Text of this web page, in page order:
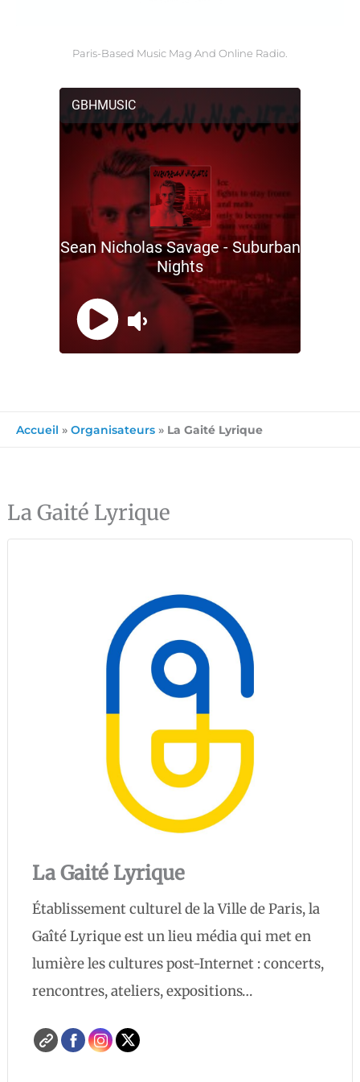
Paris-Based Music Mag And Online Radio.
Accueil » Organisateurs » La Gaité Lyrique
La Gaité Lyrique
La Gaité Lyrique
Établissement culturel de la Ville de Paris, la
Gaîté Lyrique est un lieu média qui met en
lumière les cultures post-Internet : concerts,
rencontres, ateliers, expositions…